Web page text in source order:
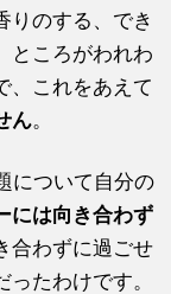
りのする、でき
ところがわれわ
、これをあえて
ん。
について自分の
には向き合わず
合わずに過ごせ
たわけです。